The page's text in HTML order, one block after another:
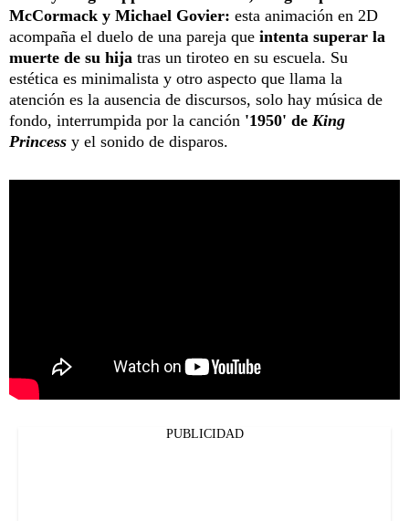
McCormack y Michael Govier: esta animación en 2D
acompaña el duelo de una pareja que intenta superar la
muerte de su hija tras un tiroteo en su escuela. Su
estética es minimalista y otro aspecto que llama la
atención es la ausencia de discursos, solo hay música de
fondo, interrumpida por la canción '1950' de King
Princess y el sonido de disparos.
PUBLICIDAD